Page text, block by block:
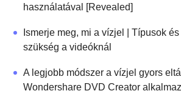
használatával [Revealed]
Ismerje meg, mi a vízjel | Típusok
szükség a videóknál
A legjobb módszer a vízjel gyors
Wondershare DVD Creator